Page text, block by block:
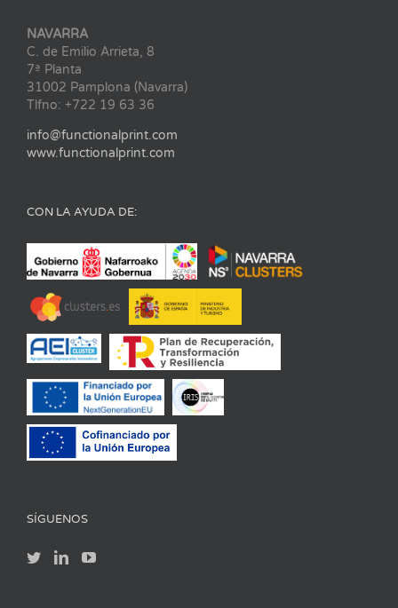
NAVARRA
C. de Emilio Arrieta, 8
7ª Planta
31002 Pamplona (Navarra)
Tlfno: +722 19 63 36
info@functionalprint.com
www.functionalprint.com
CON LA AYUDA DE:
SÍGUENOS